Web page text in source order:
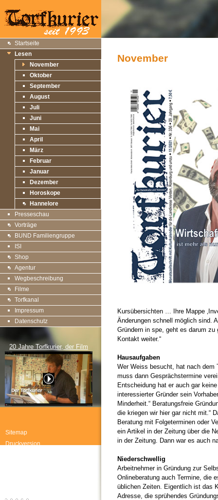
Startseite
Lesen
November
Oktober
September
August
Juli
Juni
Mai
April
März
Februar
Januar
Dezember
Horoskope
Hannelore
Presseschau
Vorträge
BUND Familiengruppe
ISI
Shop
Agentur
Wegbeschreibung
Filme
Torfkanal
Impressum
Datenschutz
20 Jahre Torfkurier, der Film
Sitemap
Druckversion
November
Kursübersichten … Ihre Mappe
Änderungen schnell möglich sind.
Gründern in spe, geht es darum zu
Kontakt weiter.“
Hausaufgaben
Wer Weiss besucht, hat nach dem
muss dann Gesprächstermine
Entscheidung hat er auch gar
interessierter Gründer sein
Minderheit.“ Beratungsfreie
die kriegen wir hier gar nicht mit.“
Beratung mit Folgeterminen oder
ein Artikel in der Zeitung über die
in der Zeitung. Dann war es auch
Niederschwellig
Arbeitnehmer in Gründung zur
Onlineberatung auch Termine, die
üblichen Zeiten. Eigentlich ist das
Adresse, die sprühendes